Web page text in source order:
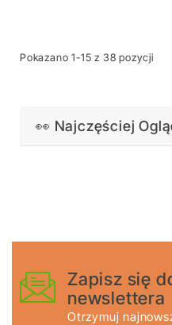
Pokazano 1-15 z 38 pozycji
👀 Najczęściej
Zapisz się
newslettera
Otrzymuj